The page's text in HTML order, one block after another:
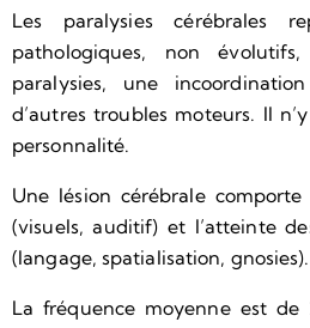
Les paralysies cérébrales
pathologiques, non
paralysies, une
d’autres troubles moteurs. Il
personnalité.
Une lésion cérébrale comporte
(visuels, auditif) et l’atteinte
(langage, spatialisation, gnosies).
La fréquence moyenne est